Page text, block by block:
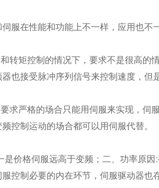
在性能和功能上不一样，应用也不
矩控制的情况下，要求不是很高的
也接受脉冲序列信号来控制速度，但
严格的场合只能用伺服来实现，伺
控制运动的场合都可以用伺服代替。
价格伺服远高于变频；二、功率原因:
控制必要的内在环节，伺服驱动器也